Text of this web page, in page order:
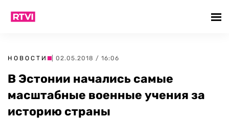
НОВОСТИ | 02.05.2018 / 16:06
В Эстонии начались самые
масштабные военные учения за
историю страны